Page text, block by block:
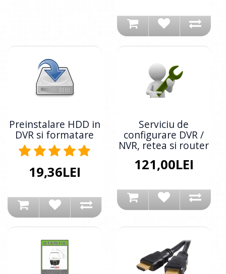
Preinstalare HDD in
DVR si formatare
19,36LEI
Serviciu de
configurare DVR /
NVR, retea si router
121,00LEI